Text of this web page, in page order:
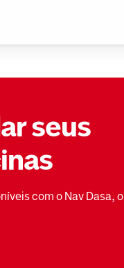
seus
com o Nav Dasa, o